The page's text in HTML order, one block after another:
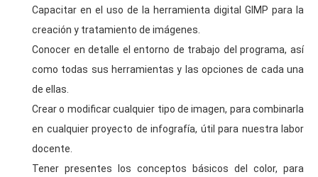
Capacitar en el uso de la herramienta digital GIMP para la
creación y tratamiento de imágenes.
Conocer en detalle el entorno de trabajo del programa, así
como todas sus herramientas y las opciones de cada una
de ellas.
Crear o modificar cualquier tipo de imagen, para combinarla
en cualquier proyecto de infografía, útil para nuestra labor
docente.
Tener presentes los conceptos básicos del color, para